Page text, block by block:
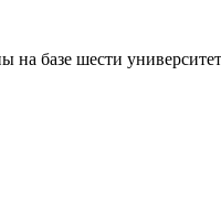
на базе шести